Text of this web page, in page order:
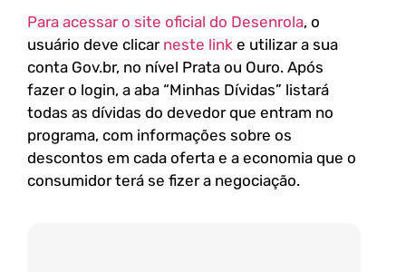
Para acessar o site oficial do Desenrola, o
usuário deve clicar neste link e utilizar a sua
conta Gov.br, no nível Prata ou Ouro. Após
fazer o login, a aba “Minhas Dívidas” listará
todas as dívidas do devedor que entram no
programa, com informações sobre os
descontos em cada oferta e a economia que o
consumidor terá se fizer a negociação.